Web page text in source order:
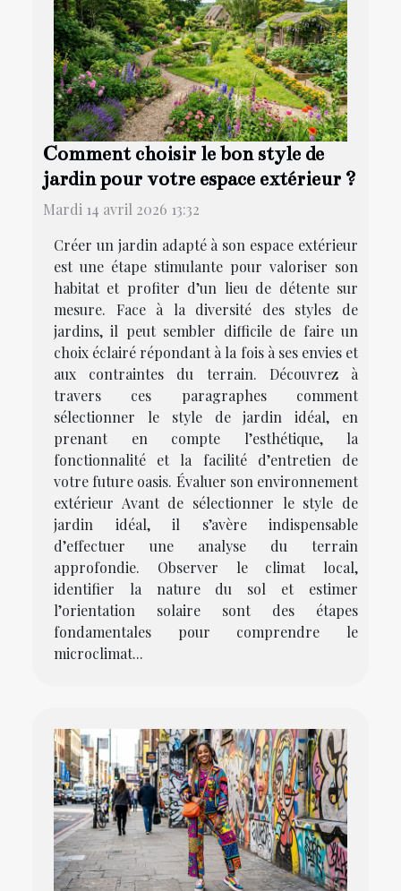
Comment choisir le bon style de
jardin pour votre espace extérieur ?
Mardi 14 avril 2026 13:32
Créer un jardin adapté à son espace extérieur
est une étape stimulante pour valoriser son
habitat et profiter d’un lieu de détente sur
mesure. Face à la diversité des styles de
jardins, il peut sembler difficile de faire un
choix éclairé répondant à la fois à ses envies et
aux contraintes du terrain. Découvrez à
travers ces paragraphes comment
sélectionner le style de jardin idéal, en
prenant en compte l’esthétique, la
fonctionnalité et la facilité d’entretien de
votre future oasis. Évaluer son environnement
extérieur Avant de sélectionner le style de
jardin idéal, il s’avère indispensable
d’effectuer une analyse du terrain
approfondie. Observer le climat local,
identifier la nature du sol et estimer
l’orientation solaire sont des étapes
fondamentales pour comprendre le
microclimat...